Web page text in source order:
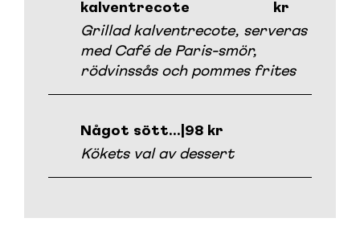
kalventrecote
kr
Grillad kalventrecote, serveras
med Café de Paris-smör,
rödvinssås och pommes frites
Något sött… 98 kr
Kökets val av dessert